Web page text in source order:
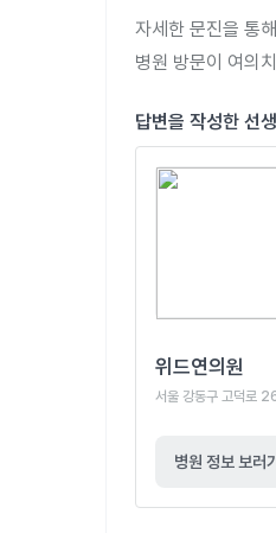
자세한 문진을 통
병원 방문이 여의
답변을 작성한 선
위드연의원
서울 강동구 고덕로
병원 정보 보러